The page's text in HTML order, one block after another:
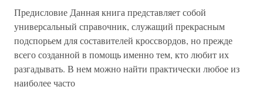
Предисловие Данная книга представляет собой
универсальный справочник, служащий прекрасным
подспорьем для составителей кроссвордов, но прежде
всего созданной в помощь именно тем, кто любит их
разгадывать. В нем можно найти практически любое из
наиболее часто